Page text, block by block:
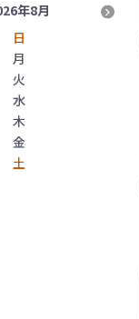
年8月
日
月
火
水
木
金
土